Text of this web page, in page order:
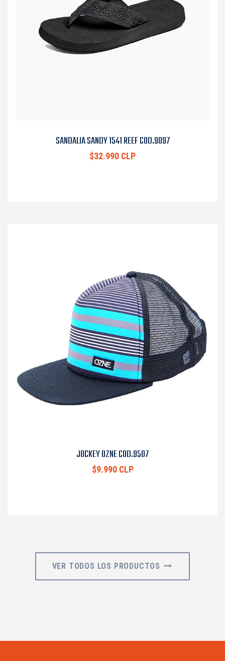
SANDALIA SANDY 1541 REEF COD.9097
$32.990 CLP
JOCKEY OZNE COD.9507
$9.990 CLP
VER TODOS LOS PRODUCTOS